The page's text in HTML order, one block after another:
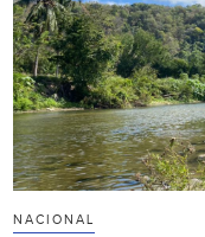
NACIONAL